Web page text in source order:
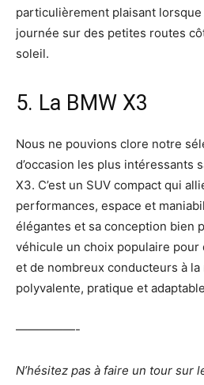
particulièrement plaisant
journée sur des petites routes
soleil.
5. La BMW X3
Nous ne pouvions clore notre
d’occasion les plus intéressants
X3. C’est un SUV compact qui
performances, espace et
élégantes et sa conception bien
véhicule un choix populaire pour
et de nombreux conducteurs à la
polyvalente, pratique et
—————-
N’hésitez pas à faire un tour sur